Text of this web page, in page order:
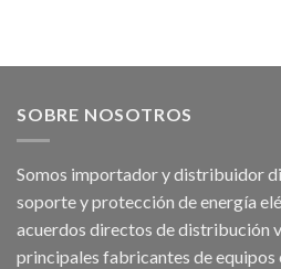
SOBRE NOSOTROS
Somos importador y distribuidor
soporte y protección de energía
acuerdos directos de distribución
principales fabricantes de equipos